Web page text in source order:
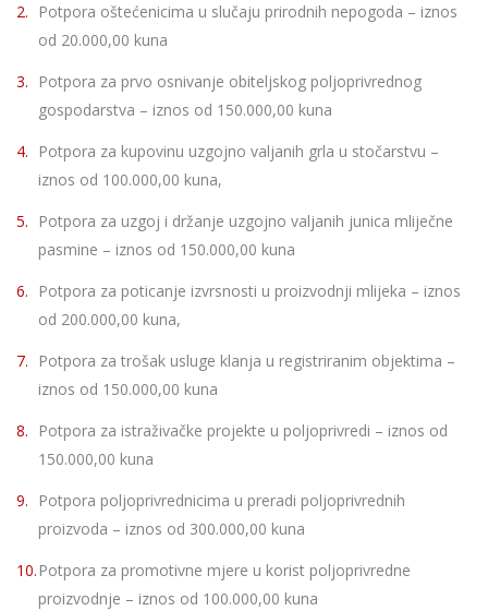
Potpora oštećenicima u slučaju prirodnih nepogoda – iznos
od 20.000,00 kuna
Potpora za prvo osnivanje obiteljskog poljoprivrednog
gospodarstva – iznos od 150.000,00 kuna
Potpora za kupovinu uzgojno valjanih grla u stočarstvu –
iznos od 100.000,00 kuna,
Potpora za uzgoj i držanje uzgojno valjanih junica mliječne
pasmine – iznos od 150.000,00 kuna
Potpora za poticanje izvrsnosti u proizvodnji mlijeka – iznos
od 200.000,00 kuna,
Potpora za trošak usluge klanja u registriranim objektima –
iznos od 150.000,00 kuna
Potpora za istraživačke projekte u poljoprivredi – iznos od
150.000,00 kuna
Potpora poljoprivrednicima u preradi poljoprivrednih
proizvoda – iznos od 300.000,00 kuna
Potpora za promotivne mjere u korist poljoprivredne
proizvodnje – iznos od 100.000,00 kuna